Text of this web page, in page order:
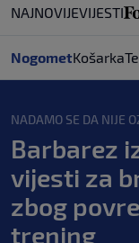
NAJNOVIJEVIJESTI
NogometKošarka
NADAMO SE DA NIJE
Barbarez
vijesti za
zbog
trening